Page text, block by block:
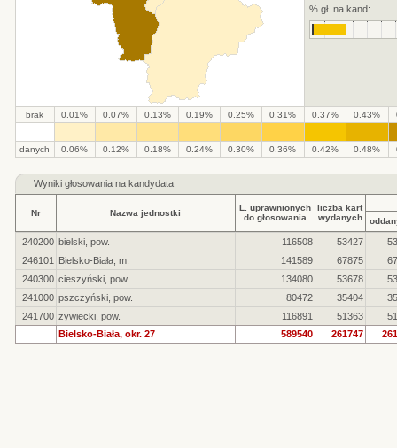
% gł. na kand:
brak 0.01% 0.07% 0.13% 0.19% 0.25% 0.31% 0.37% 0.43%
danych 0.06% 0.12% 0.18% 0.24% 0.30% 0.36% 0.42% 0.48%
Wyniki głosowania na kandydata
Nr Nazwa jednostki
L. uprawnionych
do głosowania
liczba kart
wydanych
240200 bielski, pow. 116508 53427
246101
Bielsko-Biała, m. 141589 67875
240300 cieszyński, pow. 134080 53678
241000 pszczyński, pow. 80472 35404
241700 żywiecki, pow. 116891 51363
Bielsko-Biała, okr. 27
589540 261747